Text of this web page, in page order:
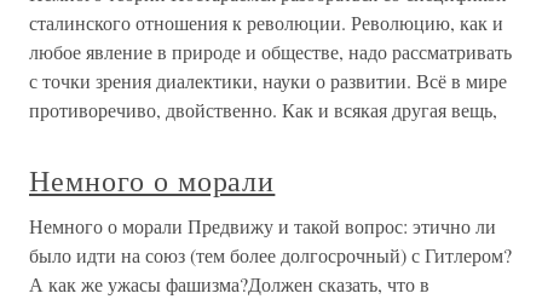
сталинского отношения к революции. Революцию, как и
любое явление в природе и обществе, надо рассматривать
с точки зрения диалектики, науки о развитии. Всё в мире
противоречиво, двойственно. Как и всякая другая вещь,
Немного о морали
Немного о морали Предвижу и такой вопрос: этично ли
было идти на союз (тем более долгосрочный) с Гитлером?
А как же ужасы фашизма?Должен сказать, что в